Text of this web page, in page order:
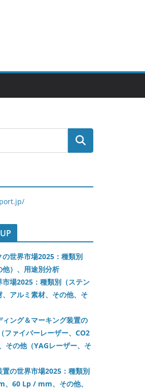
世界市場2025：種類別
他）、用途別分析
場2025：種類別（ステン
アルミ素材、その他、そ
ング＆マーキング装置の
ファイバーレーザー、CO2
その他（YAGレーザー、そ
の世界市場2025：種類別
、60 Lp / mm、その他、